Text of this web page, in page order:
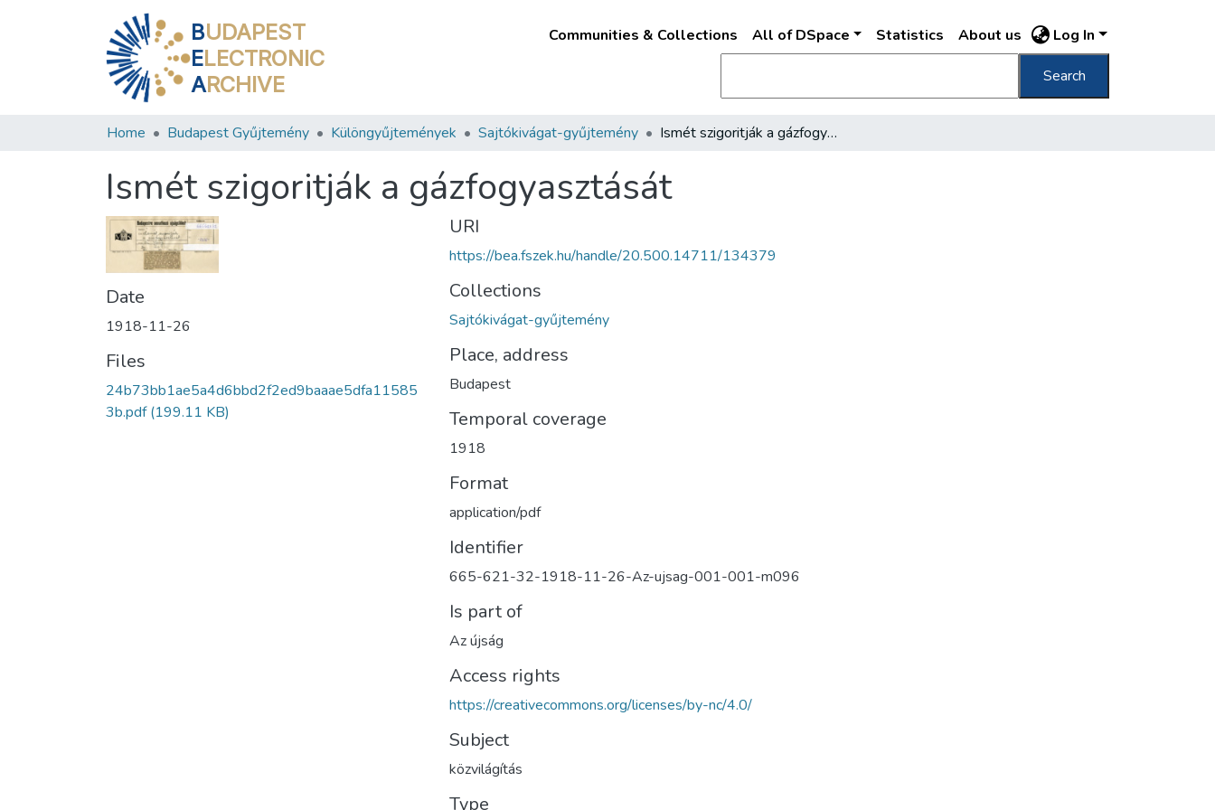
BUDAPEST
ELECTRONIC
ARCHIVE
Communities & Collections All of DSpace Statistics About us Log In
Search
Home Budapest Gyűjtemény Különgyűjtemények Sajtókivágat-gyűjtemény Ismét szigoritják a gázfogyasztását
Ismét szigoritják a gázfogyasztását
Date
1918-11-26
Files
24b73bb1ae5a4d6bbd2f2ed9baaae5dfa11585
3b.pdf(199.11 KB)
URI
https://bea.fszek.hu/handle/20.500.14711/134379
Collections
Sajtókivágat-gyűjtemény
Place, address
Budapest
Temporal coverage
1918
Format
application/pdf
Identifier
665-621-32-1918-11-26-Az-ujsag-001-001-m096
Is part of
Az újság
Access rights
https://creativecommons.org/licenses/by-nc/4.0/
Subject
közvilágítás
Type